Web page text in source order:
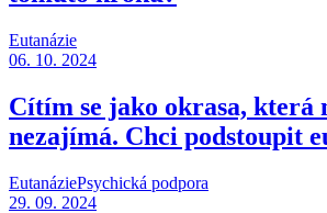
Eutanázie
06. 10. 2024
Cítím se jako okrasa, která
nezajímá. Chci podstoupit
EutanáziePsychická podpora
29. 09. 2024